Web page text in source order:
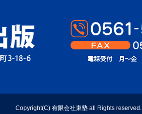
Copyright(C) 有限会社東塾 all Rights reserved.